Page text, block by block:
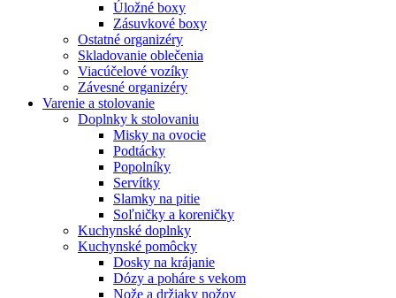
Úložné boxy
Zásuvkové boxy
Ostatné organizéry
Skladovanie oblečenia
Viacúčelové vozíky
Závesné organizéry
Varenie a stolovanie
Doplnky k stolovaniu
Misky na ovocie
Podtácky
Popolníky
Servítky
Slamky na pitie
Soľničky a koreničky
Kuchynské doplnky
Kuchynské pomôcky
Dosky na krájanie
Dózy a poháre s vekom
Nože a držiaky nožov